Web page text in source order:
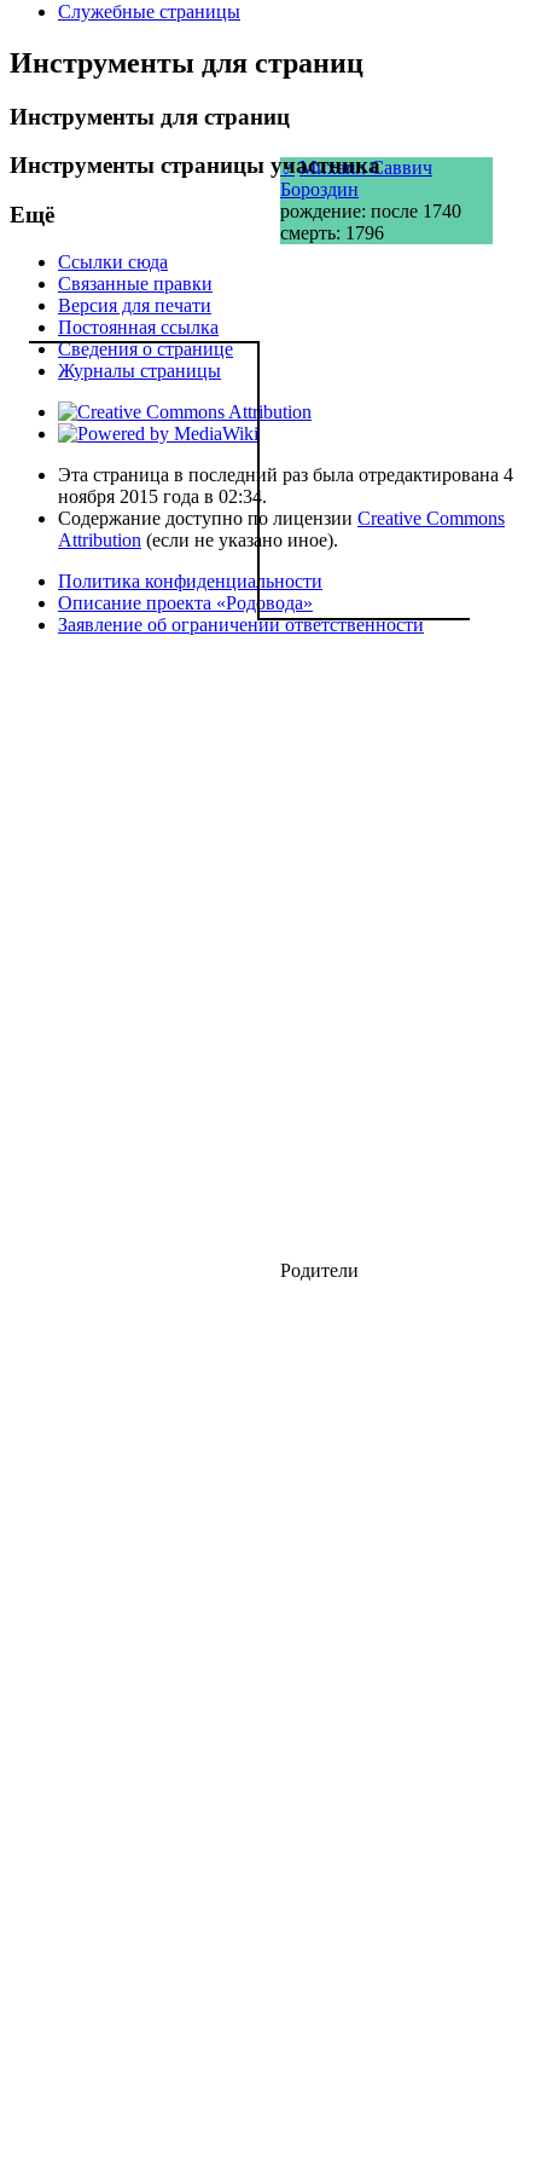
♂ Михаил Саввич
Бороздин
рождение: после 1740
смерть: 1796
Родители
Служебные страницы
Инструменты для страниц
Инструменты для страниц
Инструменты страницы участника
Ещё
Ссылки сюда
Связанные правки
Версия для печати
Постоянная ссылка
Сведения о странице
Журналы страницы
Эта страница в последний раз была отредактирована 4
ноября 2015 года в 02:34.
Содержание доступно по лицензии Creative Commons
Attribution (если не указано иное).
Политика конфиденциальности
Описание проекта «Родовода»
Заявление об ограничении ответственности